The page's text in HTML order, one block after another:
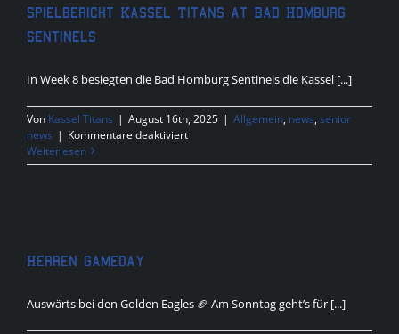
Spielbericht Kassel Titans at Bad Homburg
Sentinels
In Week 8 besiegten die Bad Homburg Sentinels die Kassel [...]
Von Kassel Titans | August 16th, 2025 | Allgemein, news, senior
news | Kommentare deaktiviertfür
Kassel
Weiterlesen
Herren Gameday
Auswärts bei den Golden Eagles 🏈 Am Sonntag geht’s für [...]